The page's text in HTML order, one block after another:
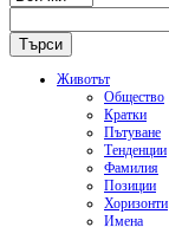
Животът
Общество
Кратки
Пътуване
Тенденции
Фамилия
Позиции
Хоризонти
Имена